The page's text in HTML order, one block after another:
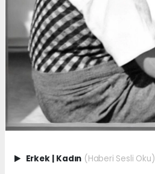
Erkek | Kadın (Haberi Sesli Oku)